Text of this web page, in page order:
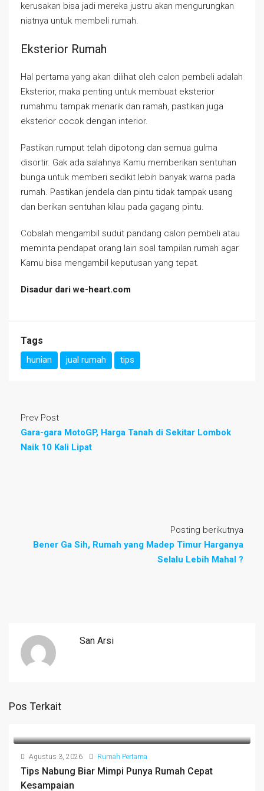
kerusakan bisa jadi mereka justru akan mengurungkan
niatnya untuk membeli rumah.
Eksterior Rumah
Hal pertama yang akan dilihat oleh calon pembeli adalah
Eksterior, maka penting untuk membuat eksterior
rumahmu tampak menarik dan ramah, pastikan juga
eksterior cocok dengan interior.
Pastikan rumput telah dipotong dan semua gulma
disortir. Gak ada salahnya Kamu memberikan sentuhan
bunga untuk memberi sedikit lebih banyak warna pada
rumah. Pastikan jendela dan pintu tidak tampak usang
dan berikan sentuhan kilau pada gagang pintu.
Cobalah mengambil sudut pandang calon pembeli atau
meminta pendapat orang lain soal tampilan rumah agar
Kamu bisa mengambil keputusan yang tepat.
Disadur dari we-heart.com
Tags
hunian jual rumah tips
Prev Post
Gara-gara MotoGP, Harga Tanah di Sekitar Lombok
Naik 10 Kali Lipat
Posting berikutnya
Bener Ga Sih, Rumah yang Madep Timur Harganya
Selalu Lebih Mahal ?
San Arsi
Pos Terkait
Agustus 3, 2026 Rumah Pertama
Tips Nabung Biar Mimpi Punya Rumah Cepat
Kesampaian